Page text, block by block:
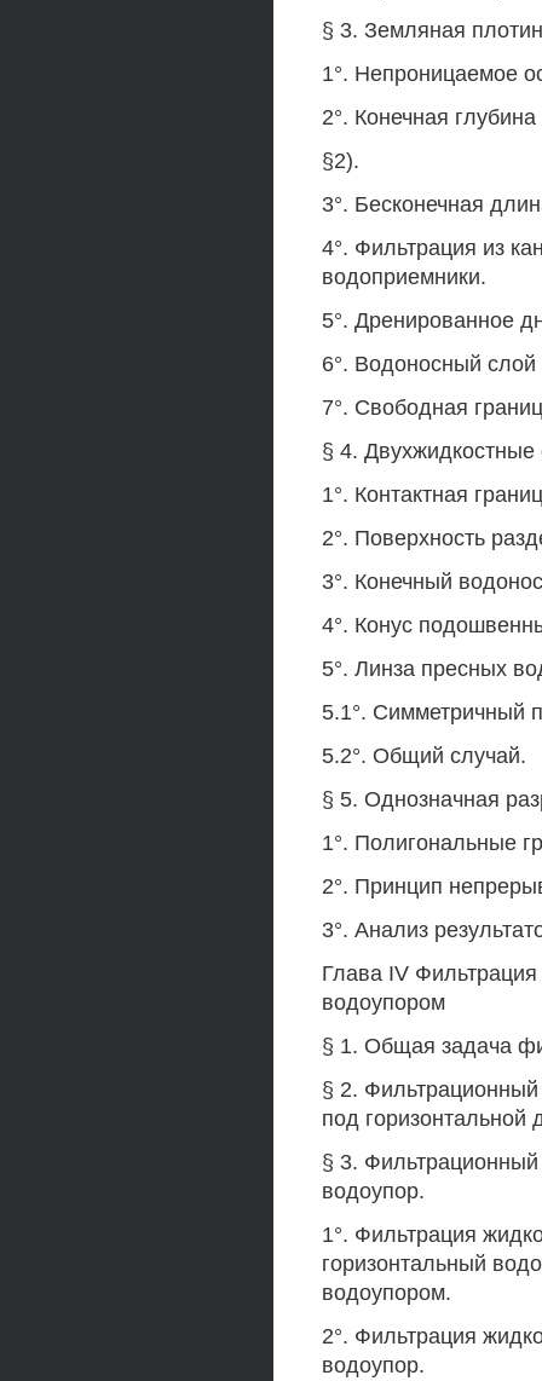
§ 3. Земляная
1°. Непроницаемое
2°. Конечная
§2).
3°. Бесконечная
4°. Фильтрация из
водоприемники.
5°. Дренированное
6°. Водоносный слой
7°. Свободная
§ 4.
1°. Контактная
2°. Поверхность
3°. Конечный
4°. Конус
5°. Линза пресных
5.1°. Симметричный
5.2°. Общий случай.
§ 5. Однозначная
1°. Полигональные
2°. Принцип
3°. Анализ
Глава IV
водоупором
§ 1. Общая задача
§ 2. Фильтрационный
под горизонтальной
§ 3.
водоупор.
1°. Фильтрация
горизонтальный
водоупором.
2°. Фильтрация
водоупор.